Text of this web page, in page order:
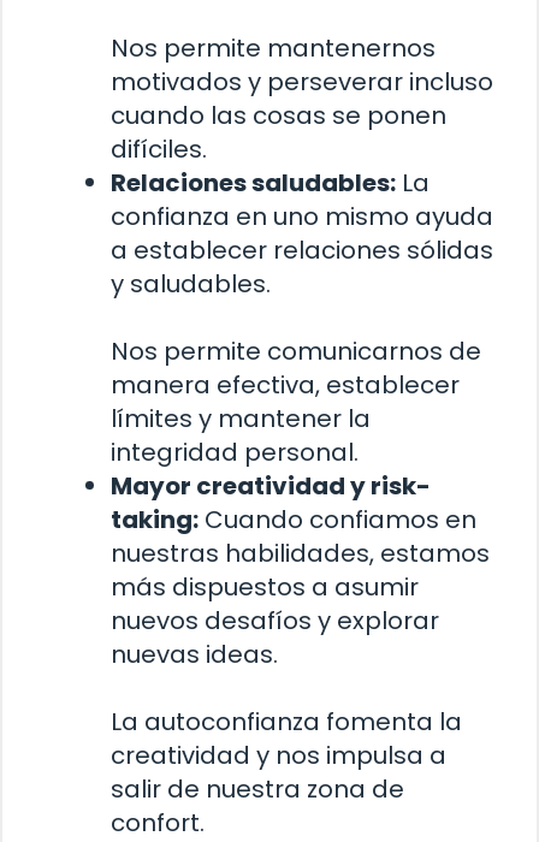
Nos permite mantenernos
motivados y perseverar incluso
cuando las cosas se ponen
difíciles.
Relaciones saludables: La
confianza en uno mismo ayuda
a establecer relaciones sólidas
y saludables.
Nos permite comunicarnos de
manera efectiva, establecer
límites y mantener la
integridad personal.
Mayor creatividad y risk-
taking: Cuando confiamos en
nuestras habilidades, estamos
más dispuestos a asumir
nuevos desafíos y explorar
nuevas ideas.
La autoconfianza fomenta la
creatividad y nos impulsa a
salir de nuestra zona de
confort.